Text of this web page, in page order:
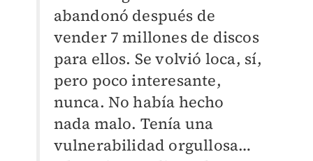
abandonó después de
vender 7 millones de discos
para ellos. Se volvió loca, sí,
pero poco interesante,
nunca. No había hecho
nada malo. Tenía una
vulnerabilidad orgullosa…